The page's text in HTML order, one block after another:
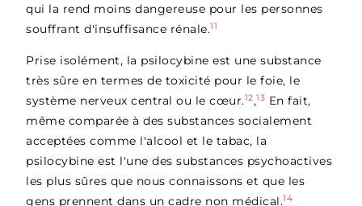
qui la rend moins dangereuse pour les personnes
souffrant d'insuffisance rénale.11
Prise isolément, la psilocybine est une substance
très sûre en termes de toxicité pour le foie, le
système nerveux central ou le cœur.12,13 En fait,
même comparée à des substances socialement
acceptées comme l'alcool et le tabac, la
psilocybine est l'une des substances psychoactives
les plus sûres que nous connaissons et que les
gens prennent dans un cadre non médical.14